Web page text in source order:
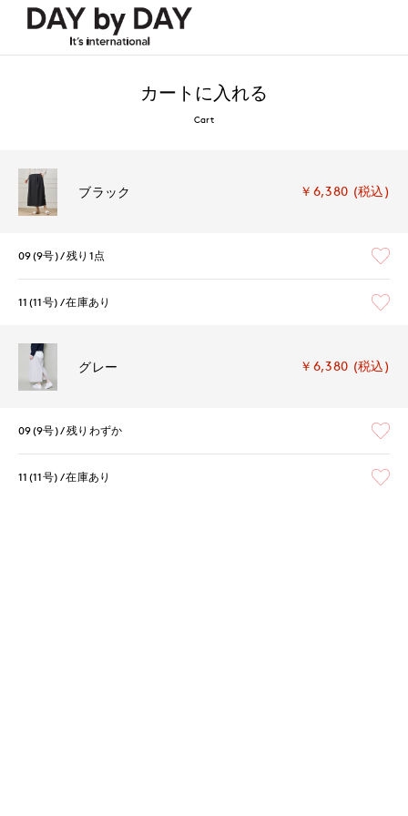
カートに入れる
Cart
ブラック ￥6,380 (税込)
09(9号) 残り1点
11(11号) 在庫あり
グレー ￥6,380 (税込)
09(9号) 残りわずか
11(11号) 在庫あり